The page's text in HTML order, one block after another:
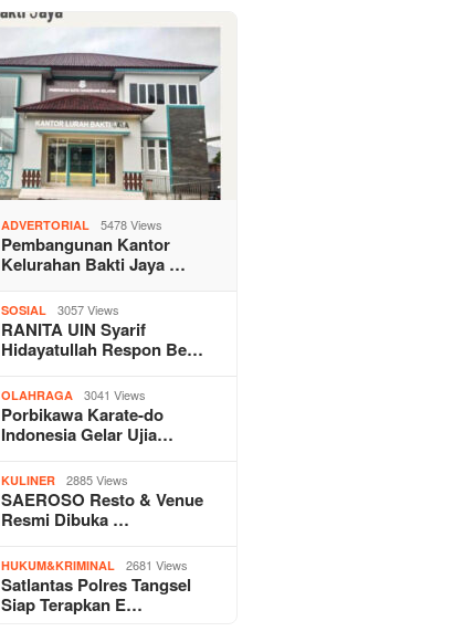
ADVERTORIAL 5478 Views
Pembangunan Kantor
Kelurahan Bakti Jaya …
SOSIAL 3057 Views
RANITA UIN Syarif
Hidayatullah Respon Be…
OLAHRAGA 3041 Views
Porbikawa Karate-do
Indonesia Gelar Ujia…
KULINER 2885 Views
SAEROSO Resto & Venue
Resmi Dibuka …
HUKUM&KRIMINAL 2681 Views
Satlantas Polres Tangsel
Siap Terapkan E…